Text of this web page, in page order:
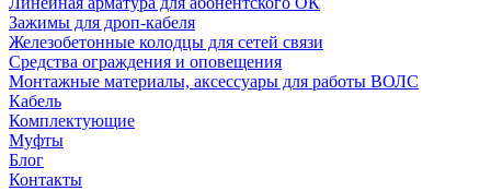
Зажимы для дроп-кабеля
Железобетонные колодцы для сетей связи
Средства ограждения и оповещения
Монтажные материалы, аксессуары для работы ВОЛС
Кабель
Комплектующие
Муфты
Блог
Контакты